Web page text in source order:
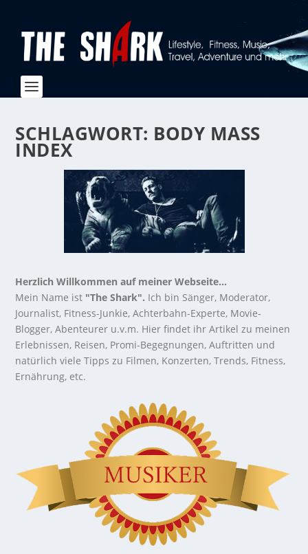
SCHLAGWORT: BODY MASS
INDEX
Herzlich Willkommen auf meiner Webseite...
Mein Name ist "The Shark". Ich bin Sänger, Moderator,
Journalist, Fitness-Junkie, Achterbahn-Experte, Movie-
Blogger, Abenteurer u.v.m. Hier findet ihr Artikel zu meinen
Erlebnissen, Reisen, Promi-Begegnungen, Auftritten und
natürlich viele Tipps zu Filmen, Konzerten, Trends, Fitness,
Ernährung, etc.